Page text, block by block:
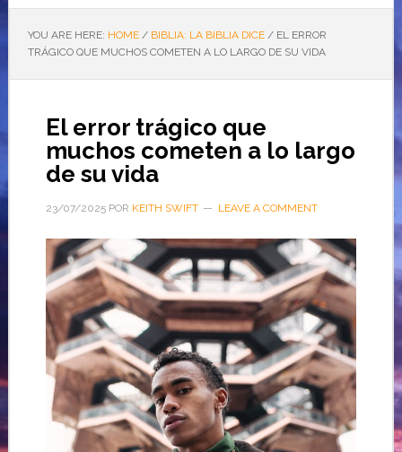
YOU ARE HERE: HOME / BIBLIA: LA BIBLIA DICE /EL ERROR
TRÁGICO QUE MUCHOS COMETEN A LO LARGO DE SU VIDA
El error trágico que
muchos cometen a lo largo
de su vida
23/07/2025POR KEITH SWIFT LEAVE A COMMENT